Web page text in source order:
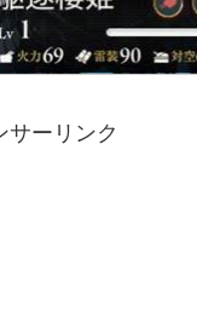
サーリンク